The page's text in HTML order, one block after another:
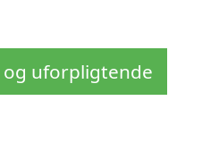
og uforpligtende